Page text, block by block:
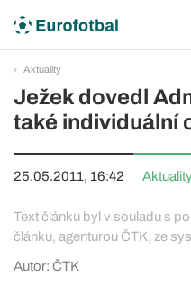
Aktuality
Ježek dovedl
také individuální
25.05.2011, 16:42
Text článku byl v souladu s
článku, agenturou ČTK, ze
Autor: ČTK